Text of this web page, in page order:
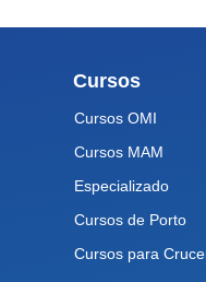
Cursos
Cursos OMI
Cursos MAM
Especializado
Cursos de Porto
Cursos para